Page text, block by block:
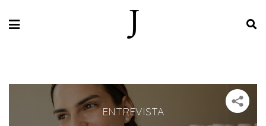
ENTREVISTA